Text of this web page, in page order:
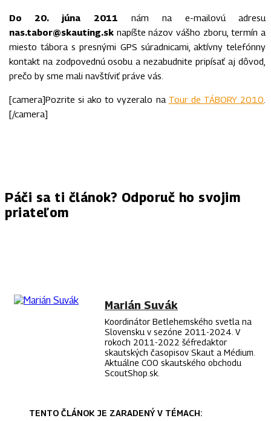
Do 20. júna 2011 nám na e-mailovú adresu
nas.tabor@skauting.sknapíšte názov vášho zboru, termín a
miesto tábora s presnými GPS súradnicami, aktívny telefónny
kontakt na zodpovednú osobu a nezabudnite pripísať aj dôvod,
prečo by sme mali navštíviť práve vás.
[camera]Pozrite si ako to vyzeralo na Tour de TÁBORY 2010
[/camera]
Páči sa ti článok? Odporuč ho svojim
priateľom
Marián Suvák
Koordinátor Betlehemského svetla na
Slovensku v sezóne 2011-2024. V
rokoch 2011-2022 šéfredaktor
skautských časopisov Skaut a Médium.
Aktuálne COO skautského obchodu
ScoutShop.sk.
TENTO ČLÁNOK JE ZARADENÝ V TÉMACH: